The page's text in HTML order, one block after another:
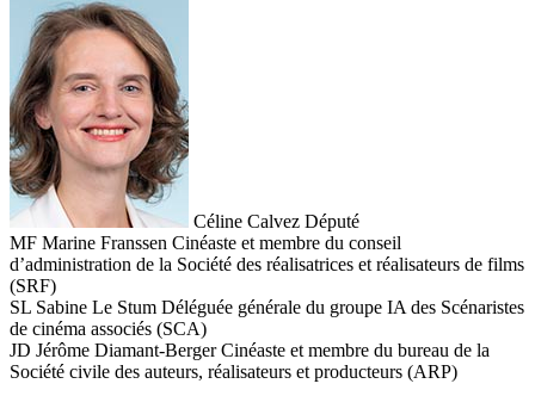
Céline Calvez Député
MF Marine Franssen Cinéaste et membre du conseil
d’administration de la Société des réalisatrices et réalisateurs de films
(SRF)
SL Sabine Le Stum Déléguée générale du groupe IA des Scénaristes
de cinéma associés (SCA)
JD Jérôme Diamant-Berger Cinéaste et membre du bureau de la
Société civile des auteurs, réalisateurs et producteurs (ARP)